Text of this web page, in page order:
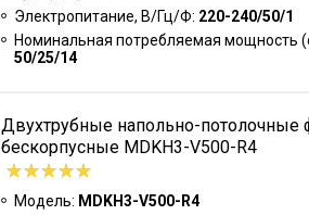
Электропитание, В/Гц/Ф: 220-240/50/1
Номинальная потребляемая мощность
50/25/14
Двухтрубные напольно-потолочные
бескорпусные MDKH3-V500-R4
Модель: MDKH3-V500-R4